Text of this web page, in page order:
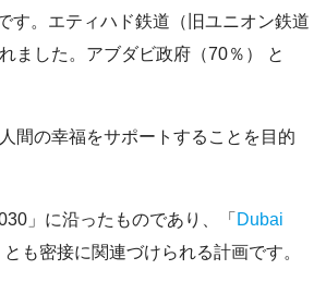
す。エティハド鉄道（旧ユニオン鉄道
ました。アブダビ政府（70％） と
間の幸福をサポートすることを目的
」に沿ったものであり、「 Dubai
とも密接に関連づけられる計画です。